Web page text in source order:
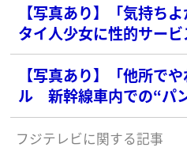
【写真あり】「気持ち
タイ人少女に性的サー
のおぞましい現場と異
【写真あり】「他所で
ル 新幹線車内での“パ
波紋…衆院選でも“半ケ
フジテレビに関する記事